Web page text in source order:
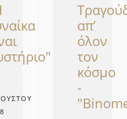
απ’
όλον
τον
κόσμο
-